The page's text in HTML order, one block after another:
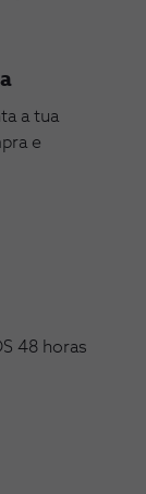
a tua
e
48 horas